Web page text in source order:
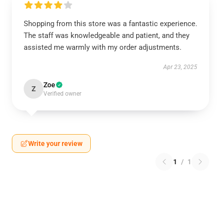
Shopping from this store was a fantastic experience.
The staff was knowledgeable and patient, and they
assisted me warmly with my order adjustments.
Apr 23, 2025
Z Zoe
Verified owner
Write your review
1 / 1